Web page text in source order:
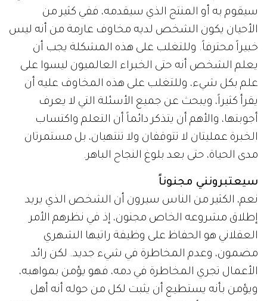
سيقوم به أو المنتج الذي سيقدمه، ففي كثير من
الأحيان يكون الشخص لديه مخاوف عارمة من أنه ليس
خبيراً محترفاً. وللتغلب على هذه المشكلة يجب أن
يعلم الشخص أنه حتى الخبراء العالميون ليسوا على
علم بكل شيء، وللتغلب على هذه المخاوف عليه أن
يقرأ كثيراً، ويبحث عن جميع الأسئلة التي لا يعرف
أجوبتها، والأهم أن يتذكر دائماً أن التعلم واكتساب
الخبرة عمليتان لا تتوقفان ولا تنتهيان، بل مستمرتان
مدى الحياة، حتى بعد بلوغ النجاح الباهر.
سيعتبرونني مجنوناً
نعم، الكثير من الناس سيرون أن الشخص الذي يريد
إطلاق مشروعه الخاص مجنون، إذ في نظرهم الأمر
العقلاني هو الحفاظ على وظيفة راتبها الشهري
مضمون، وعدم المخاطرة في شيء جديد. لكن رائد
الأعمال تجري المخاطرة في دمه، فهو يؤمن بمواهبه،
ويؤمن بأنه يستطيع أن يثبت لكل من حوله أنه أهل